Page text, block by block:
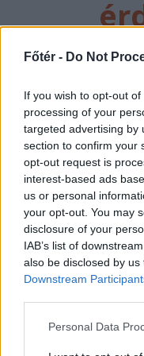
Főtér - Do Not
If you wish to opt-out
processing of your
targeted advertising by
section to confirm your
opt-out request is
interest-based ads
us or personal
your opt-out. You may
disclosure of your
IAB’s list of
also be disclosed by
Downstream
Personal Data
FŐTÉR
A
üzeni,